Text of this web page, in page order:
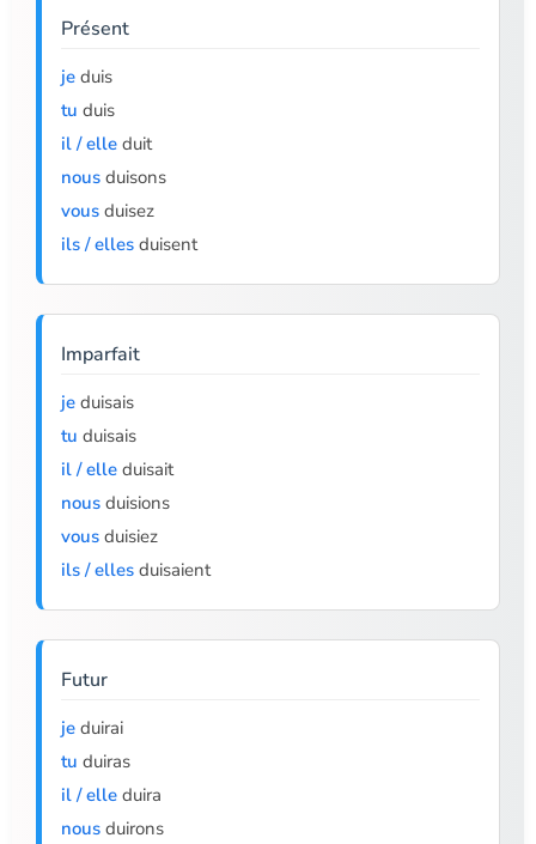
Présent
je duis
tu duis
il / elle duit
nous duisons
vous duisez
ils / elles duisent
Imparfait
je duisais
tu duisais
il / elle duisait
nous duisions
vous duisiez
ils / elles duisaient
Futur
je duirai
tu duiras
il / elle duira
nous duirons